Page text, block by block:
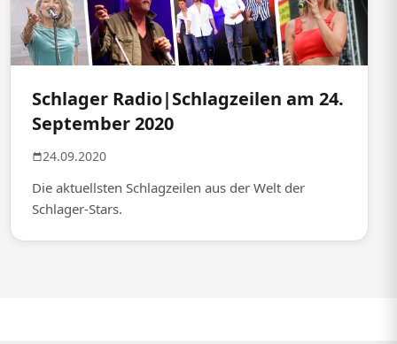
Schlager Radio|Schlagzeilen am 24.
September 2020
24.09.2020
Die aktuellsten Schlagzeilen aus der Welt der
Schlager-Stars.